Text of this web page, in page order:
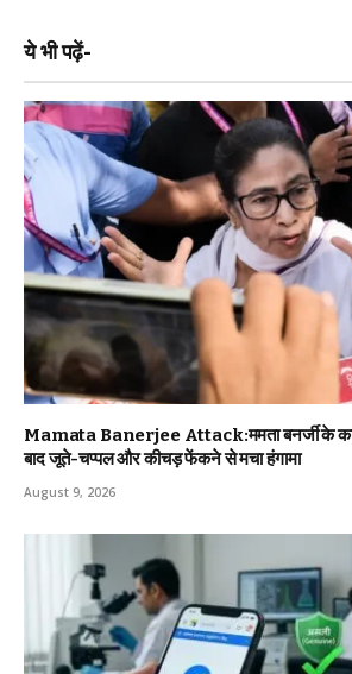
ये भी पढ़ें-
Mamata Banerjee Attack:ममता बनर्जी के
बाद जूते-चप्पल और कीचड़ फेंकने से मचा हंगामा
August 9, 2026